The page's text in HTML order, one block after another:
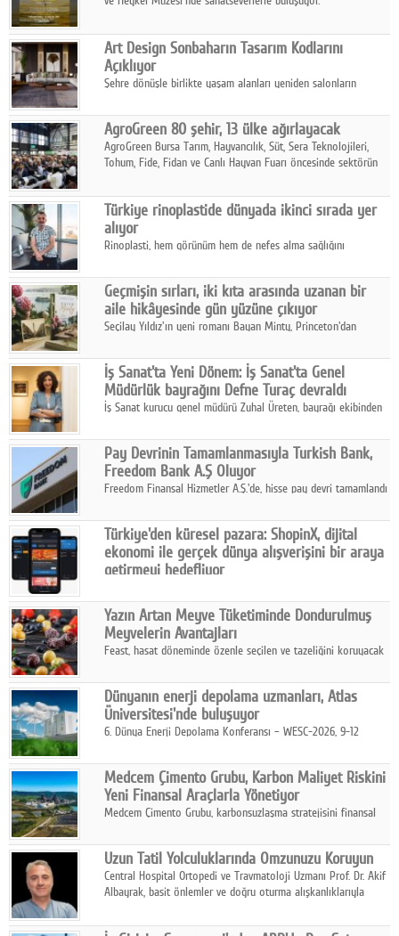
Art Design Sonbaharın Tasarım Kodlarını
Açıklıyor
Şehre dönüşle birlikte yaşam alanları yeniden salonların
sonbaharın tasarım kodlarını açıklıyor.
AgroGreen 80 şehir, 13 ülke ağırlayacak
AgroGreen Bursa Tarım, Hayvancılık, Süt, Sera Teknolojileri,
Tohum, Fide, Fidan ve Canlı Hayvan Fuarı öncesinde sektörün
Türkiye rinoplastide dünyada ikinci sırada yer
alıyor
Rinoplasti, hem görünüm hem de nefes alma sağlığını
biri konumunda.
Geçmişin sırları, iki kıta arasında uzanan bir
aile hikâyesinde gün yüzüne çıkıyor
Seçilay Yıldız'ın yeni romanı Bayan Minty, Princeton'dan
katmanlı bir aile hikâyesi anlatıyor.
İş Sanat'ta Yeni Dönem: İş Sanat'ta Genel
Müdürlük bayrağını Defne Turaç devraldı
İş Sanat kurucu genel müdürü Zuhal Üreten, bayrağı ekibinden
Pay Devrinin Tamamlanmasıyla Turkish Bank,
Freedom Bank A.Ş Oluyor
Freedom Finansal Hizmetler A.Ş.'de, hisse pay devri tamamlandı
Turkish Bank'ın ticaret unvanının “Freedom Bank A.Ş.” olmasına
karar verildi.
Türkiye'den küresel pazara: ShopinX, dijital
ekonomi ile gerçek dünya alışverişini bir araya
getirmeyi hedefliyor
ekonomi ile gerçek dünya alışveriş deneyimi arasında köprü
kurmayı hedefleyen vizyonuyla uluslararası pazarlara açılıyor.
Yazın Artan Meyve Tüketiminde Dondurulmuş
Meyvelerin Avantajları
Feast, hasat döneminde özenle seçilen ve tazeliğini koruyacak
pratik, güvenilir ve lezzetli bir alternatif sunuyor.
Dünyanın enerji depolama uzmanları, Atlas
Üniversitesi'nde buluşuyor
6. Dünya Enerji Depolama Konferansı – WESC-2026, 9-12
sahipliğinde gerçekleştirilecek.
Medcem Çimento Grubu, Karbon Maliyet Riskini
Yeni Finansal Araçlarla Yönetiyor
Medcem Çimento Grubu, karbonsuzlaşma stratejisini finansal
Uzun Tatil Yolculuklarında Omzunuzu Koruyun
Central Hospital Ortopedi ve Travmatoloji Uzmanı Prof. Dr. Akif
Albayrak, basit önlemler ve doğru oturma alışkanlıklarıyla